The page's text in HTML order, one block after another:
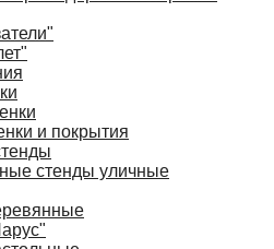
и покрытия
стенды уличные